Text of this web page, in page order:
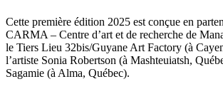
Cette première édition 2025 est conçue en
CARMA – Centre d’art et de recherche de
le Tiers Lieu 32bis/Guyane Art Factory (à
l’artiste Sonia Robertson (à Mashteuiatsh,
Sagamie (à Alma, Québec).